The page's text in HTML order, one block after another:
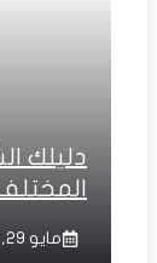
دليلك
مايو 29, 2025